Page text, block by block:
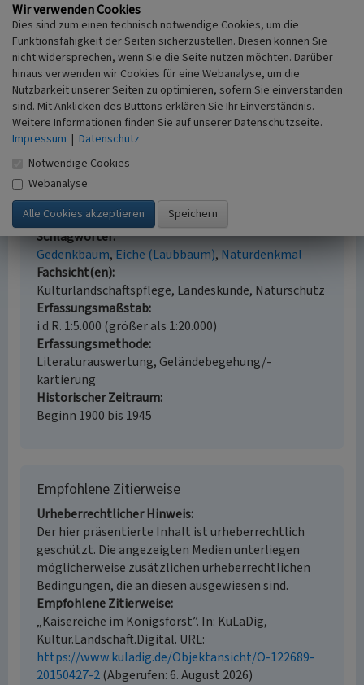
(Peter Burggraaff, Universität Koblenz-Landau und Klaus-
Dieter Kleefeld, LVR-Redaktion KuLaDig, 2015)
Literatur
Kriebs, Mathilde (2011) Die Kaisereiche. In: Der
Königsforst. Geschichte und Geschichten, S. 272-281.
Köln.
Kaisereiche im Königsforst
Schlagwörter
Gedenkbaum Eiche (Laubbaum) Naturdenkmal
Fachsicht(en)
Kulturlandschaftspflege, Landeskunde, Naturschutz
Erfassungsmaßstab
i.d.R. 1:5.000 (größer als 1:20.000)
Erfassungsmethode
Literaturauswertung, Geländebegehung/-
kartierung
Historischer Zeitraum
Beginn 1900 bis 1945
Empfohlene Zitierweise
Urheberrechtlicher Hinweis
Der hier präsentierte Inhalt ist urheberrechtlich
geschützt. Die angezeigten Medien unterliegen
möglicherweise zusätzlichen urheberrechtlichen
Bedingungen, die an diesen ausgewiesen sind.
Empfohlene Zitierweise
„Kaisereiche im Königsforst”. In: KuLaDig,
Kultur.Landschaft.Digital. URL:
https://www.kuladig.de/Objektansicht/O-122689-
20150427-2(Abgerufen: 6. August 2026)
Wir verwenden Cookies
Dies sind zum einen technisch notwendige Cookies, um die
Funktionsfähigkeit der Seiten sicherzustellen. Diesen können Sie
nicht widersprechen, wenn Sie die Seite nutzen möchten. Darüber
hinaus verwenden wir Cookies für eine Webanalyse, um die
Nutzbarkeit unserer Seiten zu optimieren, sofern Sie einverstanden
sind. Mit Anklicken des Buttons erklären Sie Ihr Einverständnis.
Weitere Informationen finden Sie auf unserer Datenschutzseite.
Impressum | Datenschutz
Notwendige Cookies
Webanalyse